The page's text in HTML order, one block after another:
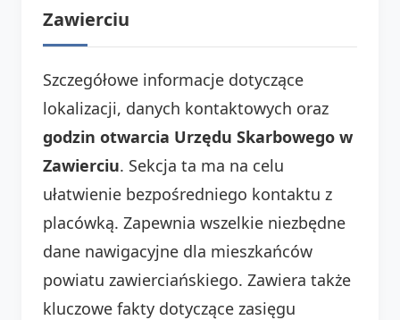
Zawierciu
Szczegółowe informacje dotyczące
lokalizacji, danych kontaktowych oraz
godzin otwarcia Urzędu Skarbowego w
Zawierciu. Sekcja ta ma na celu
ułatwienie bezpośredniego kontaktu z
placówką. Zapewnia wszelkie niezbędne
dane nawigacyjne dla mieszkańców
powiatu zawierciańskiego. Zawiera także
kluczowe fakty dotyczące zasięgu